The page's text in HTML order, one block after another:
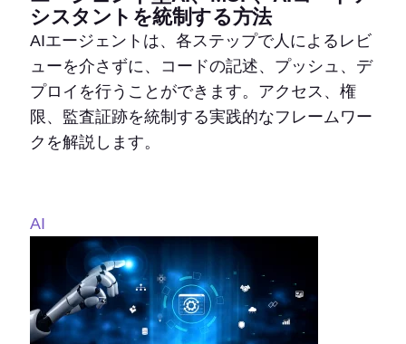
シスタントを統制する方法
AIエージェントは、各ステップで人によるレビ
ューを介さずに、コードの記述、プッシュ、デ
プロイを行うことができます。アクセス、権
限、監査証跡を統制する実践的なフレームワー
クを解説します。
AI